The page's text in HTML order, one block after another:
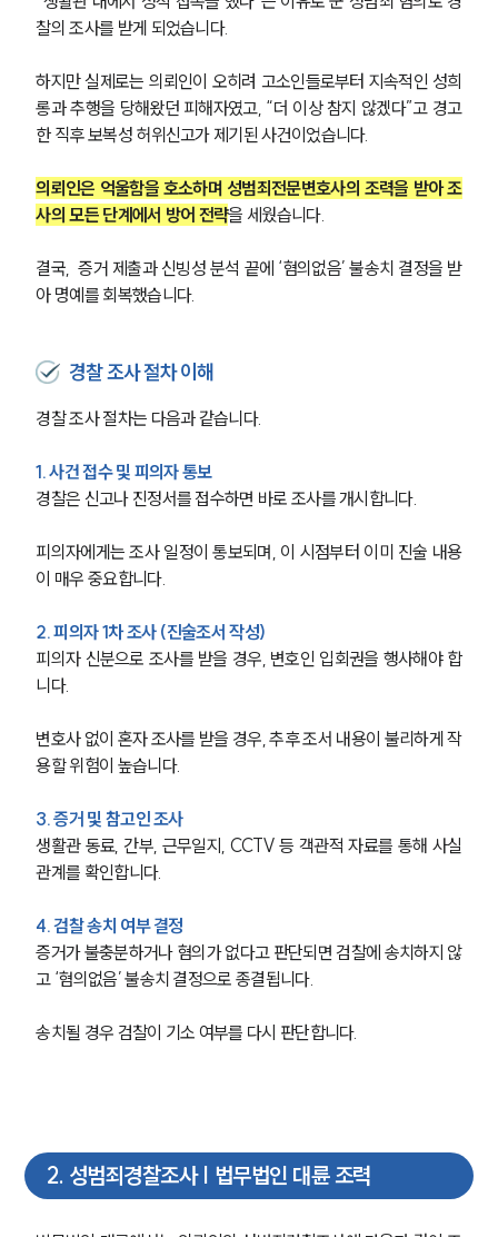
찰의 조사를 받게 되었습니다.
하지만 실제로는 의뢰인이 오히려 고소인들로부터 지속적인 성희
롱과 추행을 당해왔던 피해자였고, “더 이상 참지 않겠다”고 경고
한 직후 보복성 허위신고가 제기된 사건이었습니다.
의뢰인은 억울함을 호소하며 성범죄전문변호사의 조력을 받아 조
사의 모든 단계에서 방어 전략을 세웠습니다.
결국,  증거 제출과 신빙성 분석 끝에 ‘혐의없음’ 불송치 결정을 받
아 명예를 회복했습니다.
경찰 조사 절차 이해
경찰 조사 절차는 다음과 같습니다.
1. 사건 접수 및 피의자 통보
경찰은 신고나 진정서를 접수하면 바로 조사를 개시합니다.
피의자에게는 조사 일정이 통보되며, 이 시점부터 이미 진술 내용
이 매우 중요합니다.
2. 피의자 1차 조사 (진술조서 작성)
피의자 신분으로 조사를 받을 경우, 변호인 입회권을 행사해야 합
니다.
변호사 없이 혼자 조사를 받을 경우, 추후 조서 내용이 불리하게 작
용할 위험이 높습니다.
3. 증거 및 참고인 조사
생활관 동료, 간부, 근무일지, CCTV 등 객관적 자료를 통해 사실
관계를 확인합니다.
4. 검찰 송치 여부 결정
증거가 불충분하거나 혐의가 없다고 판단되면 검찰에 송치하지 않
고 ‘혐의없음’ 불송치 결정으로 종결됩니다.
송치될 경우 검찰이 기소 여부를 다시 판단합니다.
2. 성범죄경찰조사 | 법무법인 대륜 조력